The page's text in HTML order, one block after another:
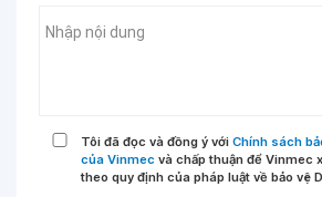
Tôi đã đọc và đồng ý với Chính sách
của Vinmec và chấp thuận để Vinmec
theo quy định của pháp luật về bảo vệ